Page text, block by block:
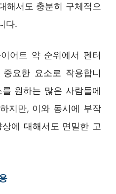
해서도 충분히 구체적으
다.
어트 약 순위에서 펜터
요한 요소로 작용합니
원하는 많은 사람들에
지만, 이와 동시에 부작
에 대해서도 면밀한 고